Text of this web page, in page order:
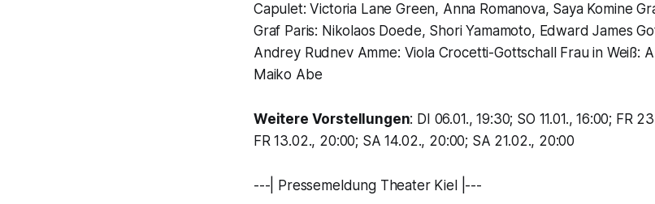
Capulet: Victoria Lane Green, Anna Romanova, Saya Komine
Graf Paris: Nikolaos Doede, Shori Yamamoto, Edward James
Andrey Rudnev Amme: Viola Crocetti-Gottschall Frau in Weiß:
Maiko Abe
Weitere Vorstellungen: DI 06.01., 19:30; SO 11.01., 16:00; FR
FR 13.02., 20:00; SA 14.02., 20:00; SA 21.02., 20:00
---| Pressemeldung Theater Kiel |---